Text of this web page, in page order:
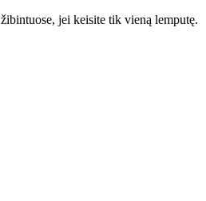
jei keisite tik vieną lemputę.